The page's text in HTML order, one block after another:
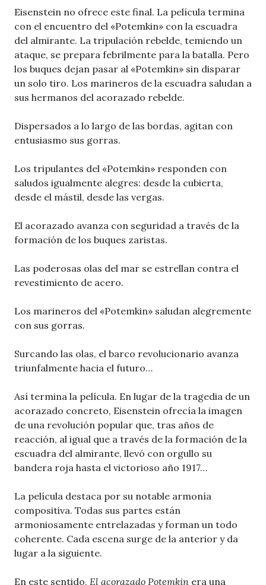
Eisenstein no ofrece este final. La película termina
con el encuentro del «Potemkin» con la escuadra
del almirante. La tripulación rebelde, temiendo un
ataque, se prepara febrilmente para la batalla. Pero
los buques dejan pasar al «Potemkin» sin disparar
un solo tiro. Los marineros de la escuadra saludan a
sus hermanos del acorazado rebelde.
Dispersados a lo largo de las bordas, agitan con
entusiasmo sus gorras.
Los tripulantes del «Potemkin» responden con
saludos igualmente alegres: desde la cubierta,
desde el mástil, desde las vergas.
El acorazado avanza con seguridad a través de la
formación de los buques zaristas.
Las poderosas olas del mar se estrellan contra el
revestimiento de acero.
Los marineros del «Potemkin» saludan alegremente
con sus gorras.
Surcando las olas, el barco revolucionario avanza
triunfalmente hacia el futuro…
Así termina la película. En lugar de la tragedia de un
acorazado concreto, Eisenstein ofrecía la imagen
de una revolución popular que, tras años de
reacción, al igual que a través de la formación de la
escuadra del almirante, llevó con orgullo su
bandera roja hasta el victorioso año 1917…
La película destaca por su notable armonía
compositiva. Todas sus partes están
armoniosamente entrelazadas y forman un todo
coherente. Cada escena surge de la anterior y da
lugar a la siguiente.
En este sentido, El acorazado Potemkin era una